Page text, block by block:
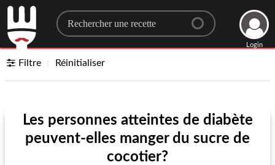
Search for a recipe
Login
Filtre Réinitialiser
Les personnes atteintes de diabète
peuvent-elles manger du sucre de
cocotier?